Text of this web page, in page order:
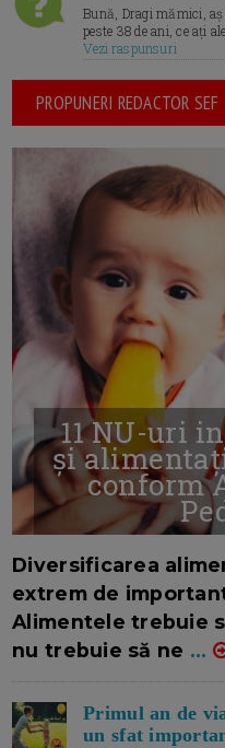
Bună, Dragi mămici,
peste 38 de ani, ce ați
Vezi raspunsuri
PROPUNERI REDACTOR SEF
11 NU-uri
și
conform
Diversificarea
extrem de
Alimentele trebuie
nu trebuie să ne ...
Primul an de
un sfat